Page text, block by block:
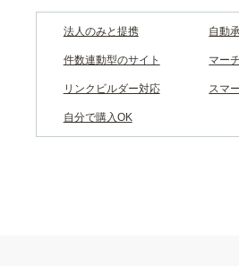
法人のみと提携 自動
件数連動型のサイト マー
リンクビルダー対応 スマ
自分で購入OK